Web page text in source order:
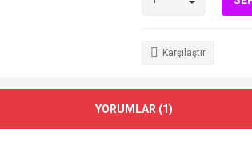
Karşılaştır
YORUMLAR (1)